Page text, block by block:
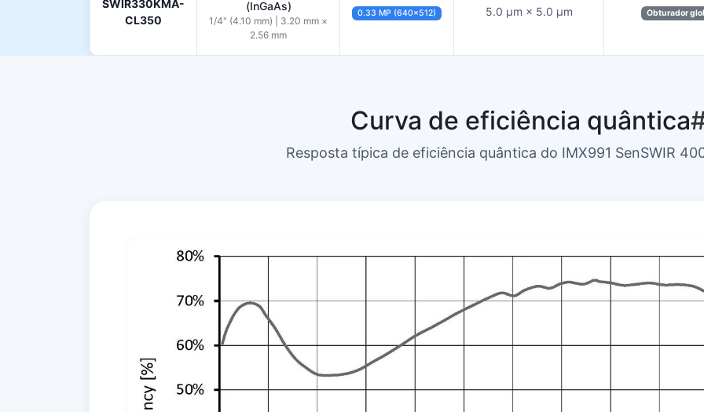
SWIR330KMA-
CL350
(InGaAs)
1/4" (4.10 mm) | 3.20 mm ×
2.56 mm
0.33 MP (640×512) 5.0 µm × 5.0 µm Obturador
Curva de eficiência quântica
Resposta típica de eficiência quântica do IMX991 SenSWIR